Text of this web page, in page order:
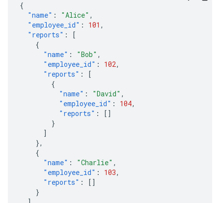
{
"name" : "Alice" ,
"employee_id" : 101 ,
"reports" :
[
{
"name" : "Bob" ,
"employee_id" : 102,
"reports" :
[
{
"name" : "David" ,
"employee_id" : 104,
"reports" :
[]
}
]
},
{
"name" : "Charlie" ,
"employee_id" : 103,
"reports" :
[]
}